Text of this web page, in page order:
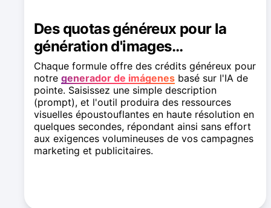
Des quotas généreux pour la
génération d'images
commerciales et artistiques
Chaque formule offre des crédits généreux pour
notre generador de imágenes basé sur l'IA de
pointe. Saisissez une simple description
(prompt), et l'outil produira des ressources
visuelles époustouflantes en haute résolution en
quelques secondes, répondant ainsi sans effort
aux exigences volumineuses de vos campagnes
marketing et publicitaires.